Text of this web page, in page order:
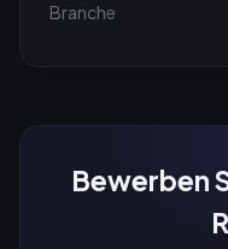
Branche
Bewerben